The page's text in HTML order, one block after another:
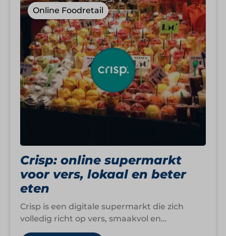
Online Foodretail
Crisp: online supermarkt
voor vers, lokaal en beter
eten
Crisp is een digitale supermarkt die zich
volledig richt op vers, smaakvol en
verantwoord eten. Het bedrijf wil het